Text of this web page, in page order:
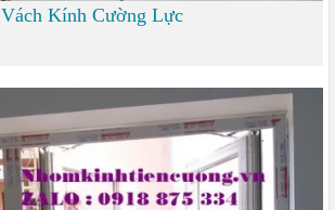
Vách Kính Cường Lực